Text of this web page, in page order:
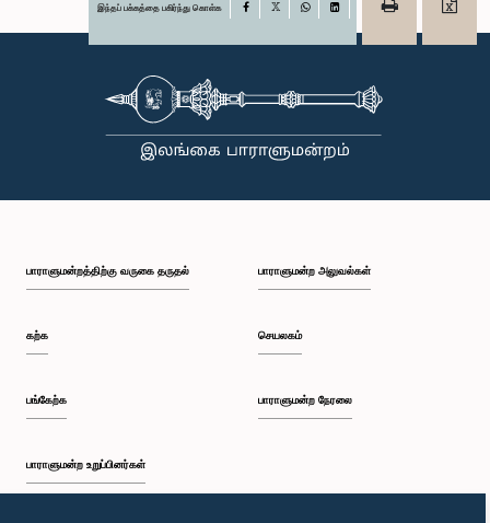
இந்தப் பக்கத்தை பகிர்ந்து கொள்க Facebook
பாராளுமன்றத்திற்கு வருகை தருதல்
கற்க
பங்கேற்க
பாராளுமன்ற உறுப்பினர்கள்
பாராளுமன்ற அலுவல்கள்
செயலகம்
பாராளுமன்ற நேரலை